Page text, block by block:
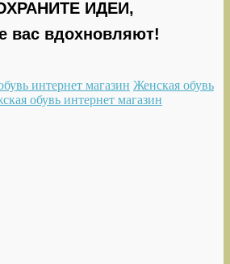
ИДЕИ,
вас вдохновляют!
интернет магазин Женская обувь
обувь интернет магазин